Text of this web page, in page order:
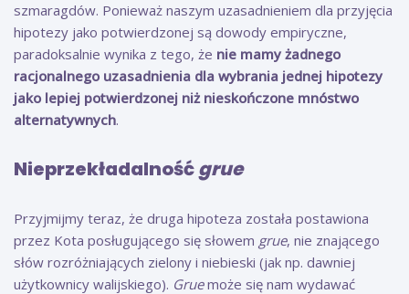
szmaragdów. Ponieważ naszym uzasadnieniem dla przyjęcia
hipotezy jako potwierdzonej są dowody empiryczne,
paradoksalnie wynika z tego, że nie mamy żadnego
racjonalnego uzasadnienia dla wybrania jednej hipotezy
jako lepiej potwierdzonej niż nieskończone mnóstwo
alternatywnych.
Nieprzekładalnośćgrue
Przyjmijmy teraz, że druga hipoteza została postawiona
przez Kota posługującego się słowem grue, nie znającego
słów rozróżniających zielony i niebieski (jak np. dawniej
użytkownicy walijskiego). Gruemoże się nam wydawać